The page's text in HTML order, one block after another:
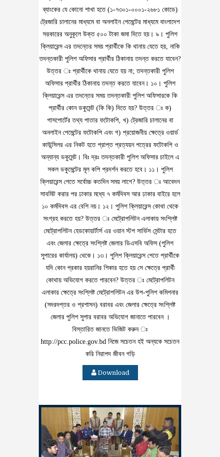
ব্যাংকের যে কোনো শাখা হতে (১-৭৩০১-০০০১-২৬৮১ কোডে)
ট্রেজারি চালানের মাধ্যমে বা অনলাইন পেমেন্টের মাধ্যমে বাংলাদেশ
সরকারের অনুকূলে উক্ত ৫০০ টাকা জমা দিতে হয়। ৯। পুলিশ
ক্লিয়ারেন্স এর তদন্তের সময় প্রার্থীকে কি থানায় যেতে হয়, নাকি
তদন্তকারী পুলিশ অফিসার প্রার্থীর ঠিকানায় তদন্ত করতে যাবেন?
উত্তর ঃ প্রার্থীকে থানায় যেতে হয় না; তদন্তকারী পুলিশ
অফিসার প্রার্থীর ঠিকানায় তদন্ত করতে যাবেন। ১০। পুলিশ
ক্লিয়ারেন্স এর তদন্তের সময় তদন্তকারী পুলিশ অফিসারকে কি
প্রার্থীর কোন ডকুমেন্ট (কি কি) দিতে হয়? উত্তর ঃ ক)
পাসপোর্টের তথ্য পাতার ফটোকপি, খ) ট্রেজারি চালানের বা
অনলাইন পেমেন্টের ফটোকপি এবং গ) প্রয়োজনীয় ক্ষেত্রে ওয়ার্ড
কাউন্সিলর এর নিকট হতে প্রাপ্ত প্রত্যয়ন পত্রের ফটোকপি ও
অন্যান্য ডকুমেন্ট। বিঃ দ্রঃ তদন্তকারী পুলিশ অফিসার চাইলে এ
সকল ডকুমেন্টের মূল কপি প্রদর্শন করতে হবে। ১১। পুলিশ
ক্লিয়ারেন্স পেতে সর্বোচ্চ কতদিন সময় লাগে? উত্তর ঃ আবেদন
সাবমিট করার পর ঢাকার মধ্যে ৭ কর্মদিবস আর ঢাকার বাইরে হলে
১০ কর্মদিবস এর বেশি নয়। ১২। পুলিশ ক্লিয়ারেন্স কোথা থেকে
সংগ্রহ করতে হয়? উত্তর ঃ মেট্রোপলিটন এলাকায় সংশ্লিষ্ট
মেট্রোপলিটন হেডকোয়ার্টার্স এর ওয়ান স্টপ সার্ভিস সেন্টার হতে
এবং জেলার ক্ষেত্রে সংশ্লিষ্ট জেলার ডিএসবি অফিস (পুলিশ
সুপারের কার্যালয়) থেকে। ১৩। পুলিশ ক্লিয়ারেন্স পেতে প্রার্থীকে
যদি কোন প্রকার হয়রানির শিকার হতে হয় সে ক্ষেত্রে প্রার্থী
কোথায় অভিযোগ করতে পারবেন? উত্তর ঃ মেট্রোপলিটন
এলাকার ক্ষেত্রে সংশ্লিষ্ট মেট্রোপলিটন এর উপ-পুলিশ কমিশনার
(সদরদপ্তর ও প্রশাসন) বরাবর এবং জেলার ক্ষেত্রে সংশ্লিষ্ট
জেলার পুলিশ সুপার বরাবর অভিযোগ জানাতে পারবেন ।
বিস্তারিত জানতে ভিজিট করুন ঃ
http://pcc.police.gov.bd নিজে সচেতন হই অন্যকে সচেতন
করি নিরাপদ জীবন গড়ি
Download